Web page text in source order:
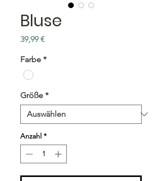
Bluse
39,99 €Preis
Farbe *
Größe *
Anzahl *